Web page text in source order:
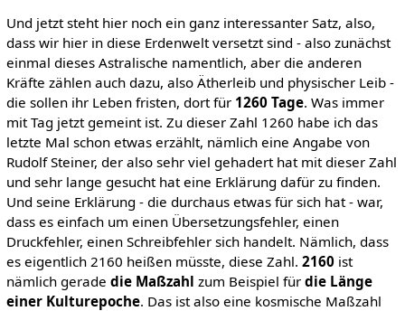
Und jetzt steht hier noch ein ganz interessanter Satz, also,
dass wir hier in diese Erdenwelt versetzt sind - also zunächst
einmal dieses Astralische namentlich, aber die anderen
Kräfte zählen auch dazu, also Ätherleib und physischer Leib -
die sollen ihr Leben fristen, dort für 1260 Tage. Was immer
mit Tag jetzt gemeint ist. Zu dieser Zahl 1260 habe ich das
letzte Mal schon etwas erzählt, nämlich eine Angabe von
Rudolf Steiner, der also sehr viel gehadert hat mit dieser Zahl
und sehr lange gesucht hat eine Erklärung dafür zu finden.
Und seine Erklärung - die durchaus etwas für sich hat - war,
dass es einfach um einen Übersetzungsfehler, einen
Druckfehler, einen Schreibfehler sich handelt. Nämlich, dass
es eigentlich 2160 heißen müsste, diese Zahl. 2160ist
nämlich gerade die Maßzahl zum Beispiel für die Länge
einer Kulturepoche. Das ist also eine kosmische Maßzahl